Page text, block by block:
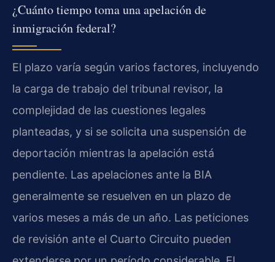
¿Cuánto tiempo toma una apelación de
inmigración federal?
El plazo varía según varios factores, incluyendo
la carga de trabajo del tribunal revisor, la
complejidad de las cuestiones legales
planteadas, y si se solicita una suspensión de
deportación mientras la apelación está
pendiente. Las apelaciones ante la BIA
generalmente se resuelven en un plazo de
varios meses a más de un año. Las peticiones
de revisión ante el Cuarto Circuito pueden